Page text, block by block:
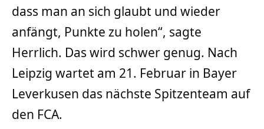
dass man an sich glaubt und wieder
anfängt, Punkte zu holen“, sagte
Herrlich. Das wird schwer genug. Nach
Leipzig wartet am 21. Februar in Bayer
Leverkusen das nächste Spitzenteam auf
den FCA.